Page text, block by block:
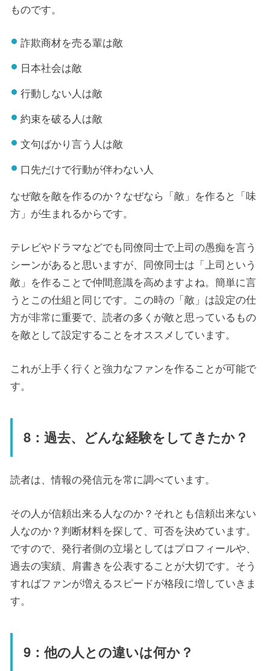
ものです。
詐欺商材を売る輩は敵
日本社会は敵
行動しない人は敵
約束を破る人は敵
文句ばかり言う人は敵
口先だけで行動が伴わない人
なぜ敵を敵を作るのか？なぜなら「敵」を作ると「味
方」が生まれるからです。
テレビやドラマなどでも同僚同士で上司の愚痴を言う
シーンがあると思いますが、同僚同士は「上司という
敵」を作ることで仲間意識を高めますよね。簡単に言
うとこの仕組と同じです。この時の「敵」は設定の仕
方が非常に重要で、読者の多くが敵と思っているもの
を敵として設定することをオススメしています。
これが上手く行くと強力なファンを作ることが可能で
す。
8：過去、どんな経験をしてきたか？
読者は、情報の発信元を常に調べています。
その人が信頼出来る人なのか？それとも信頼出来ない
人なのか？判断材料を探して、可否を決めています。
ですので、発行者側の立場としてはプロフィールや、
過去の実績、肩書きを公表することが大切です。そう
すればファンが増えるスピードが格段に増していきま
す。
9：他の人との違いは何か？